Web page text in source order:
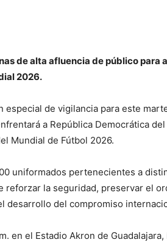
de alta afluencia de público para
2026.
especial de vigilancia para este
a República Democrática
Mundial de Fútbol 2026.
uniformados pertenecientes a
reforzar la seguridad, preservar el
desarrollo del compromiso
en el Estadio Akron de Guadalajara,